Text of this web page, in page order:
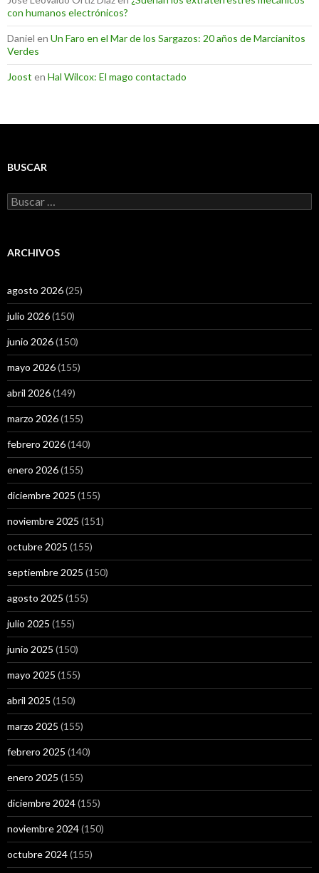
con humanos electrónicos?
Daniel en Un Faro en el Mar de los Sargazos: 20 años de Marcianitos
Verdes
Joost en Hal Wilcox: El mago contactado
BUSCAR
Buscar:
ARCHIVOS
agosto 2026(25)
julio 2026(150)
junio 2026(150)
mayo 2026(155)
abril 2026(149)
marzo 2026(155)
febrero 2026(140)
enero 2026(155)
diciembre 2025 (155)
noviembre 2025 (151)
octubre 2025 (155)
septiembre 2025 (150)
agosto 2025 (155)
julio 2025 (155)
junio 2025 (150)
mayo 2025 (155)
abril 2025 (150)
marzo 2025 (155)
febrero 2025 (140)
enero 2025 (155)
diciembre 2024(155)
noviembre 2024(150)
octubre 2024(155)